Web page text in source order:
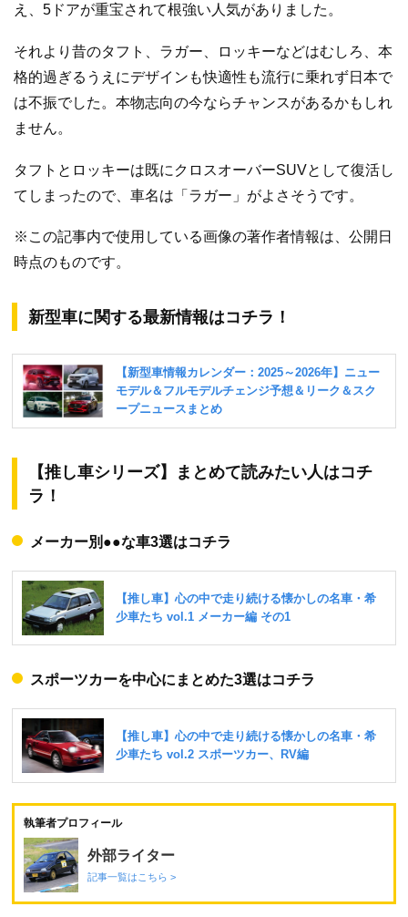
え、5ドアが重宝されて根強い人気がありました。
それより昔のタフト、ラガー、ロッキーなどはむしろ、本
格的過ぎるうえにデザインも快適性も流行に乗れず日本で
は不振でした。本物志向の今ならチャンスがあるかもしれ
ません。
タフトとロッキーは既にクロスオーバーSUVとして復活し
てしまったので、車名は「ラガー」がよさそうです。
※この記事内で使用している画像の著作者情報は、公開日
時点のものです。
新型車に関する最新情報はコチラ！
【推し車シリーズ】まとめて読みたい人はコチ
ラ！
メーカー別●●な車3選はコチラ
スポーツカーを中心にまとめた3選はコチラ
執筆者プロフィール
外部ライター
記事一覧はこちら >